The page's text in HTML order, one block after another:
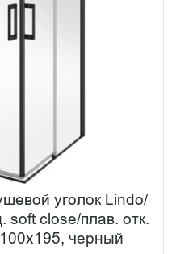
уголок Lindo/
soft close/плав. отк.
черный